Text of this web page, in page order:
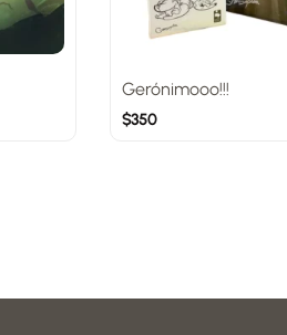
Gerónimooo!!!
$350